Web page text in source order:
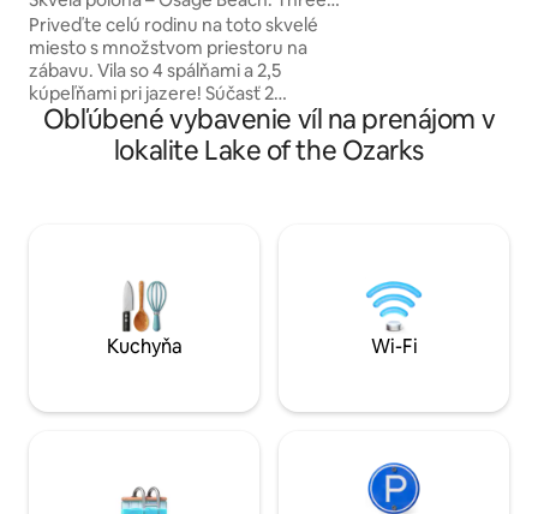
Seasons MM 21
Priveďte celú rodinu na toto skvelé
miesto s množstvom priestoru na
zábavu. Vila so 4 spálňami a 2,5
kúpeľňami pri jazere! Súčasť 2
pripojených víl, ktoré boli dokončené
koncom roka 2021. Obe boli vybavené
úplne novým nábytkom a posteľnou
rezortnú oblasť Redheads a prístavisko
pre lode. Rezervujte si pre maximálne 10
hostí alebo si rezervujte obe strany a
otvorte dvere pre 20 hostí (max.).
Obľúbené vybavenie víl na prenájom v
lokalite Lake of the Ozarks
Kuchyňa Wi-Fi